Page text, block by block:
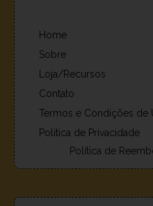
Home
Sobre
Loja/Recursos
Contato
Termos e Condições de
Política de Privacidade
Política de